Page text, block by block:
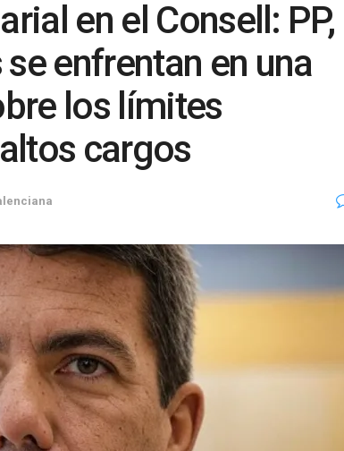
en el Consell: PP,
enfrentan en una
los límites
cargos